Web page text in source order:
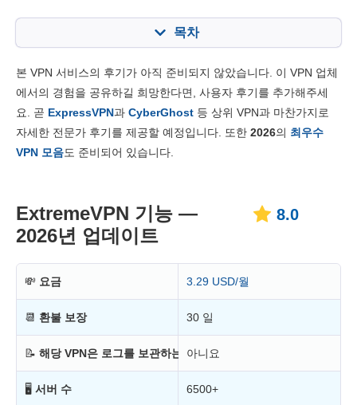
목차
주요 기능 8.0
설치 및 앱 6.8
본 VPN 서비스의 후기가 아직 준비되지 않았습니다. 이 VPN 업체
에서의 경험을 공유하길 희망한다면, 사용자 후기를 추가해주세
요. 곧 ExpressVPN과 CyberGhost 등 상위 VPN과 마찬가지로
자세한 전문가 후기를 제공할 예정입니다. 또한 2026의 최우수
VPN 모음도 준비되어 있습니다.
ExtremeVPN 기능 —
2026년 업데이트
8.0
💸 요금 3.29 USD/월
📆 환불 보장 30 일
📝 해당 VPN은 로그를 보관하는가?아니요
🖥 서버 수 6500+